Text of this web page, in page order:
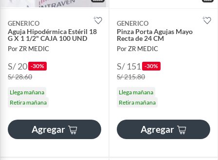
GENERICO
Aguja Hipodérmica Estéril 18
G X 1 1/2" CAJA 100 UND
Por ZR MEDIC
S/ 20 -30%
S/ 28.60
Llega mañana
Retira mañana
Agregar
GENERICO
Pinza Porta Agujas Mayo
Recta de 24 CM
Por ZR MEDIC
S/ 151 -30%
S/ 215.80
Llega mañana
Retira mañana
Agregar